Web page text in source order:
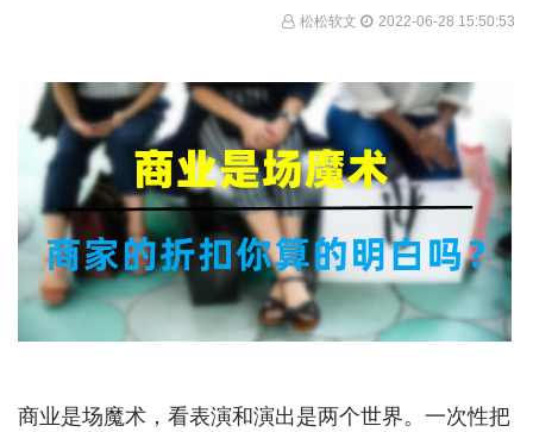
松松软文 2022-06-28 15:50:53
商业是场魔术，看表演和演出是两个世界。一次性把